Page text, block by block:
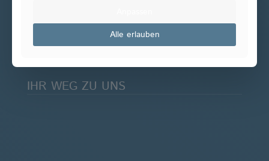
Samstags nach Vereinbarung
IHR WEG ZU UNS
Alle erlauben